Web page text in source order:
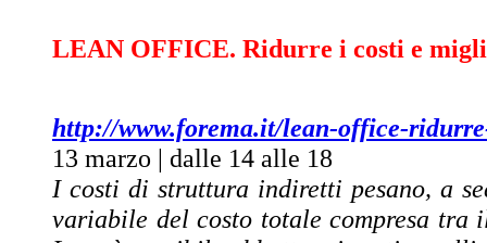
LEAN OFFICE. Ridurre i costi e
http://www.forema.it/lean-office-
13 marzo | dalle 14 alle 18
I costi di struttura indiretti pesano, a
variabile del costo totale compresa